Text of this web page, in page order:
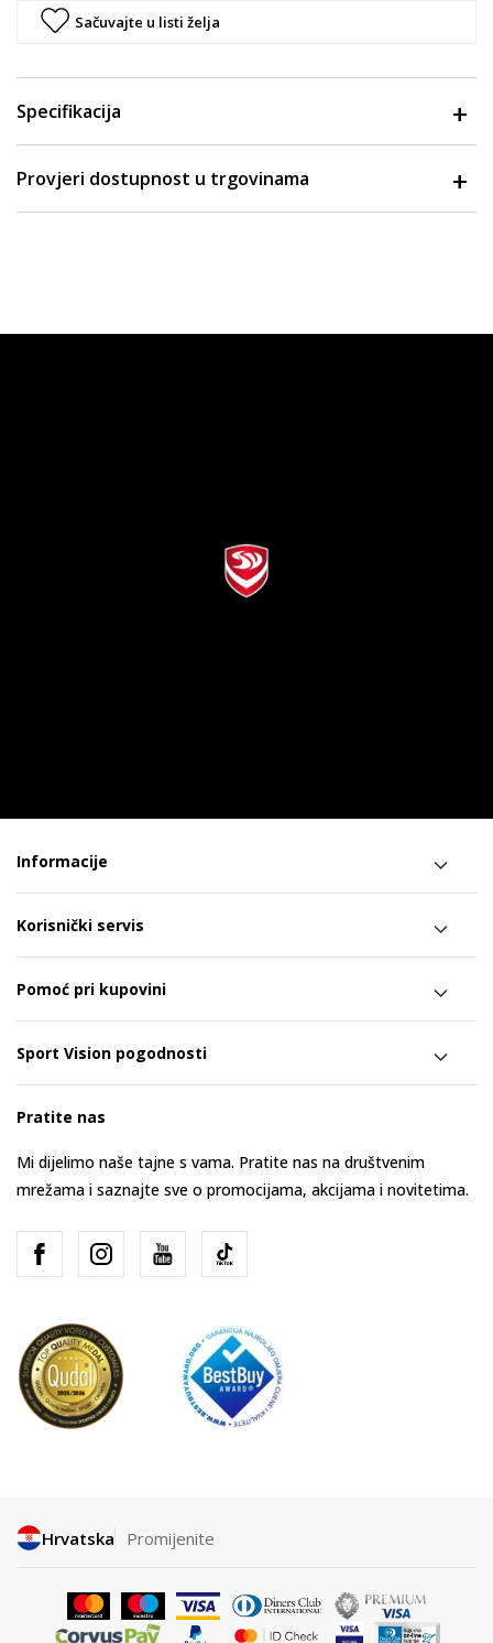
Sačuvajte u listi želja
Specifikacija
Provjeri dostupnost u trgovinama
Informacije
Korisnički servis
Pomoć pri kupovini
Sport Vision pogodnosti
Pratite nas
Mi dijelimo naše tajne s vama. Pratite nas na društvenim
mrežama i saznajte sve o promocijama, akcijama i novitetima.
Hrvatska Promijenite